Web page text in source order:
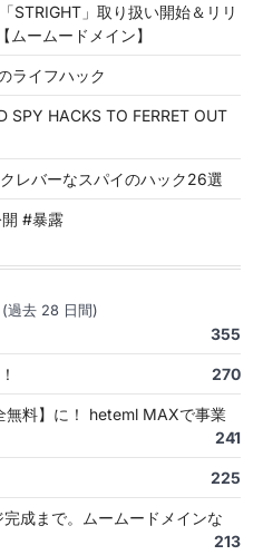
STRIGHT」取り扱い開始＆リリ
ムームードメイン】
ライフハック
SPY HACKS TO FERRET OUT
レバーなスパイのハック26選
#暴露
過去 28 日間)
355
270
無料】に！ heteml MAXで事業
241
225
成まで。ムームードメインな
213